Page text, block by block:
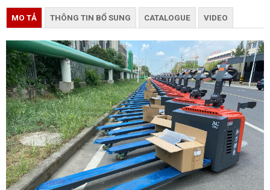
MO TẢ THÔNG TIN BỔ SUNG CATALOGUE VIDEO